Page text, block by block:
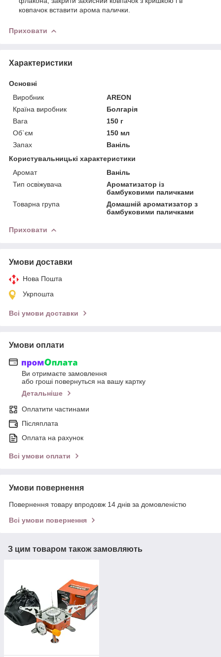
ковпачок вставити арома палички.
Приховати
Характеристики
Основні
Виробник
AREON
Країна виробник
Болгарія
Вага
150 г
Об`єм
150 мл
Запах
Ваніль
Користувальницькі характеристики
Аромат
Ваніль
Тип освіжувача
Ароматизатор із
бамбуковими паличками
Товарна група
Домашній ароматизатор з
бамбуковими паличками
Приховати
Умови доставки
Нова Пошта
Укрпошта
Всі умови доставки
Умови оплати
Ви отримаєте замовлення
або гроші повернуться на вашу картку
Детальніше
Оплатити частинами
Післяплата
Оплата на рахунок
Всі умови оплати
Умови повернення
Повернення товару впродовж 14 днів за домовленістю
Всі умови повернення
З цим товаром також замовляють